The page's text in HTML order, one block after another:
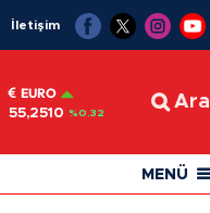
İletişim
EURO
55,2510 %0.32
Ara
MENÜ